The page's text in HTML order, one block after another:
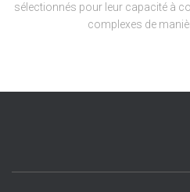
sélectionnés pour leur capacité à
complexes de